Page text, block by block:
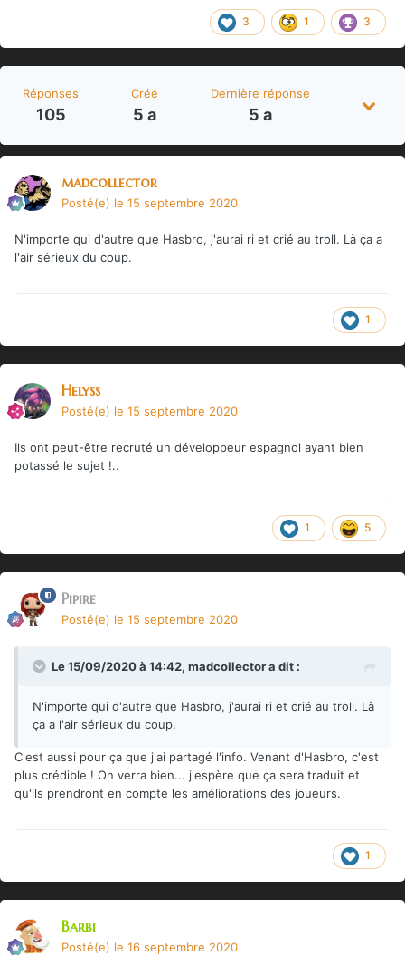
3 1 3
Réponses
105
Créé
5 a
Dernière réponse
5 a
madcollector
Posté(e) le 15 septembre 2020
N'importe qui d'autre que Hasbro, j'aurai ri et crié au troll. Là ça a
l'air sérieux du coup.
1
Helyss
Posté(e) le 15 septembre 2020
Ils ont peut-être recruté un développeur espagnol ayant bien
potassé le sujet !..
1 5
Pipire
Posté(e) le 15 septembre 2020
Le 15/09/2020 à 14:42, madcollectora dit :
N'importe qui d'autre que Hasbro, j'aurai ri et crié au troll. Là
ça a l'air sérieux du coup.
C'est aussi pour ça que j'ai partagé l'info. Venant d'Hasbro, c'est
plus crédible ! On verra bien... j'espère que ça sera traduit et
qu'ils prendront en compte les améliorations des joueurs.
1
Barbi
Posté(e) le 16 septembre 2020